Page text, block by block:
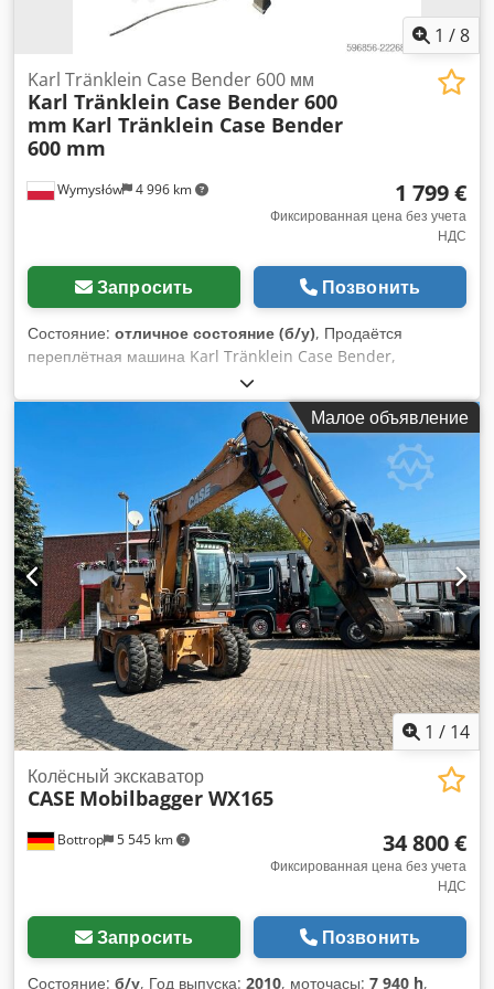
1 /8
Wymysłów 4 996 km
Karl Tränklein Case Bender 600 мм
Karl Tränklein Case Bender 600
mm Karl Tränklein Case Bender
600 mm
1 799 €
Фиксированная цена без учета
НДС
Запросить Позвонить
Состояние: отличное состояние (б/у), Продаётся
переплётная машина Karl Tränklein Case Bender,
предназначенная для формирования и гибки корешков
обложек книг в твёрдом переплёте. Устройство придаёт
обложкам оптимальный радиус, благодаря чему они
идеально прилегают к книжному блоку. Машина оснащена
регулируемыми валками, что позволяет адаптироваться к
разной толщине обложек. Прочная чугунная конструкция
обеспечивает высокую точность работы и долговечность.
Технические данные: Производитель: Karl Tränklein Тип:
Case Bender / машина для формирования корешков
Рабочая ширина: около 600 мм Регулировка прижима
валков Стабильная чугунная конструкция Электропривод
Рабочий стол Состояние: б/у Применение: производство
книг в твёрдом переплёте, переплётные мастерские,
типографии, полиграфические предприятия, Codpfx
Ajziwnbjl Ssha производство альбомов, каталогов и
переплётов.
Малое объявление
1 / 14
Bottrop 5 545 km
Колёсный экскаватор
CASE Mobilbagger WX165
34 800 €
Фиксированная цена без учета
НДС
Запросить Позвонить
Состояние: б/у, Год выпуска: 2010, моточасы: 7 940 h,